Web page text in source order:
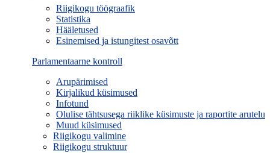
Riigikogu töögraafik
Statistika
Hääletused
Esinemised ja istungitest osavõtt
Parlamentaarne kontroll
Arupärimised
Kirjalikud küsimused
Infotund
Olulise tähtsusega riiklike küsimuste ja raportite arutelu
Muud küsimused
Riigikogu valimine
Riigikogu struktuur